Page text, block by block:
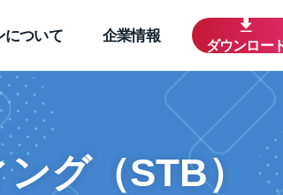
について 企業情報
ダウンロー
グ（STB）